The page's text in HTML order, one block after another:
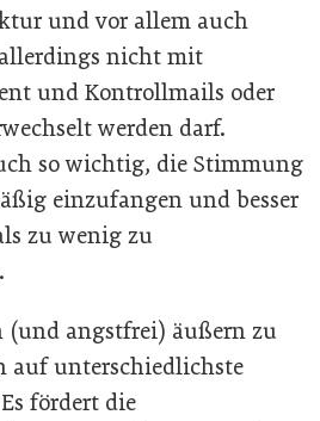
und vor allem auch
nicht mit
und Kontrollmails oder
werden darf.
so wichtig, die Stimmung
einzufangen und besser
zu wenig zu
(und angstfrei) äußern zu
auf unterschiedlichste
fördert die